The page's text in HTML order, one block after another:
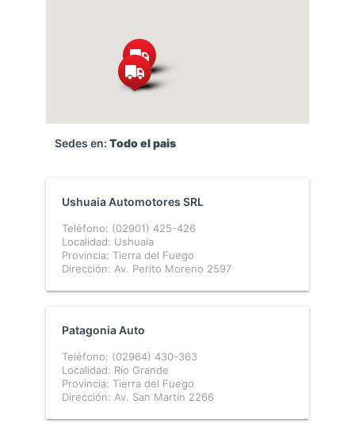
Sedes en: Todo el pais
Ushuaia Automotores SRL
Teléfono: (02901) 425-426
Localidad: Ushuaia
Provincia: Tierra del Fuego
Dirección: Av. Perito Moreno 2597
Patagonia Auto
Teléfono: (02964) 430-363
Localidad: Río Grande
Provincia: Tierra del Fuego
Dirección: Av. San Martín 2266